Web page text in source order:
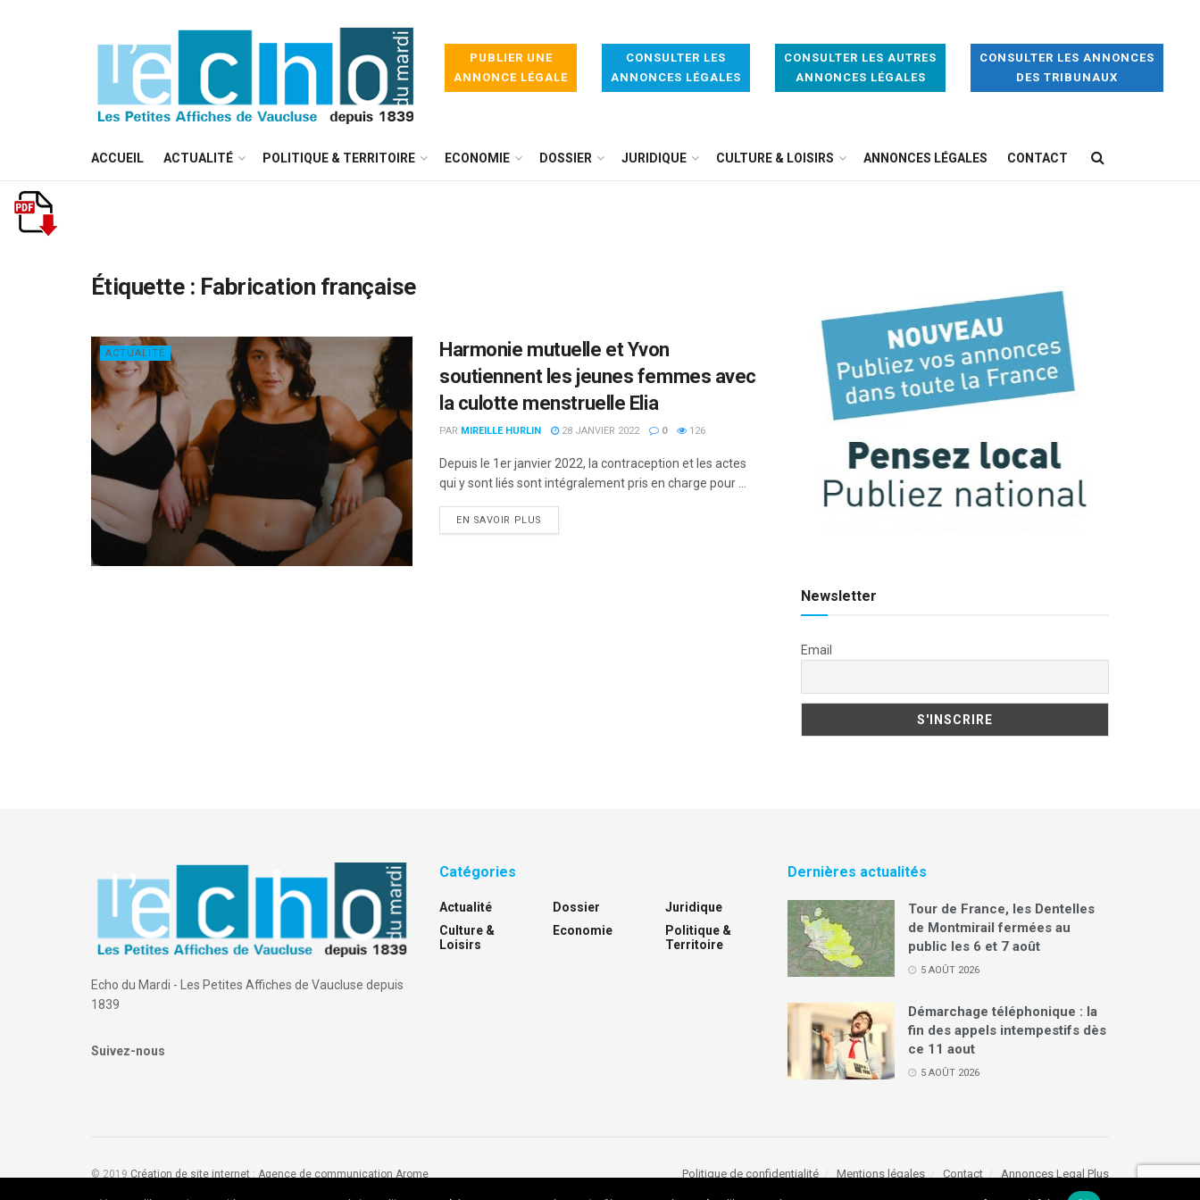
PUBLIER UNE
ANNONCE LÉGALE
CONSULTER LES
ANNONCES LÉGALES
CONSULTER LES AUTRES
ANNONCES LÉGALES
CONSULTER LES ANNONCES
DES TRIBUNAUX
ACCUEIL ACTUALITÉ POLITIQUE & TERRITOIRE ECONOMIE DOSSIER JURIDIQUE CULTURE & LOISIRS ANNONCES LÉGALES CONTACT
Étiquette : Fabrication française
ACTUALITÉ
Harmonie mutuelle et Yvon
soutiennent les jeunes femmes avec
la culotte menstruelle Elia
PAR MIREILLE HURLIN 28 JANVIER 2022 0 126
Depuis le 1er janvier 2022, la contraception et les actes
qui y sont liés sont intégralement pris en charge pour ...
EN SAVOIR PLUS
Newsletter
Email
Echo du Mardi - Les Petites Affiches de Vaucluse depuis
1839
Suivez-nous
Catégories
Actualité
Culture &
Loisirs
Dossier
Economie
Juridique
Politique &
Territoire
Dernières actualités
Tour de France, les Dentelles
de Montmirail fermées au
public les 6 et 7 août
5 AOÛT 2026
Démarchage téléphonique : la
fin des appels intempestifs dès
ce 11 aout
5 AOÛT 2026
Politique de confidentialité Mentions légales Contact Annonces Legal Plus
© 2019 Création de site internet : Agence de communication Arome